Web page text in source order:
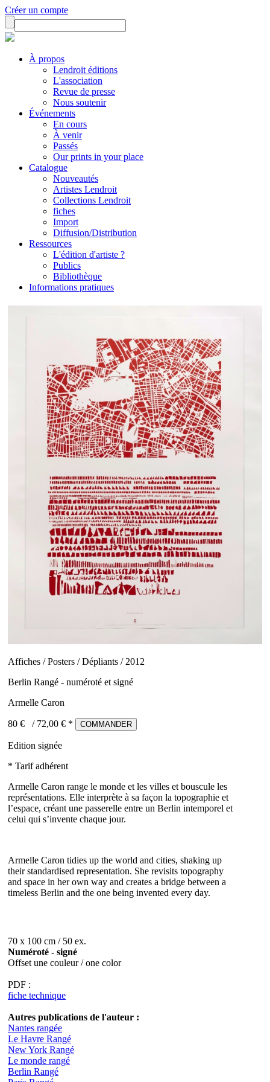
Créer un compte
À propos
Lendroit éditions
L'association
Revue de presse
Nous soutenir
Événements
En cours
À venir
Passés
Our prints in your place
Catalogue
Nouveautés
Artistes Lendroit
Collections Lendroit
fiches
Import
Diffusion/Distribution
Ressources
L'édition d'artiste ?
Publics
Bibliothèque
Informations pratiques
Affiches / Posters / Dépliants / 2012
Berlin Rangé - numéroté et signé
Armelle Caron
80 € / 72,00 € * COMMANDER
Edition signée
* Tarif adhérent
Armelle Caron range le monde et les villes et bouscule les
représentations. Elle interprète à sa façon la topographie et
l’espace, créant une passerelle entre un Berlin intemporel et
celui qui s’invente chaque jour.
Armelle Caron tidies up the world and cities, shaking up
their standardised representation. She revisits topography
and space in her own way and creates a bridge between a
timeless Berlin and the one being invented every day.
70 x 100 cm / 50 ex.
Numéroté - signé
Offset une couleur / one color
PDF :
fiche technique
Autres publications de l'auteur :
Nantes rangée
Le Havre Rangé
New York Rangé
Le monde rangé
Berlin Rangé